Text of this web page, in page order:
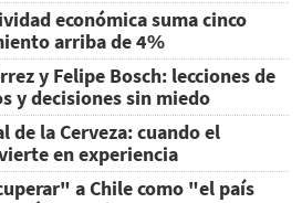
económica suma cinco
arriba de 4%
y Felipe Bosch: lecciones de
y decisiones sin miedo
de la Cerveza: cuando el
en experiencia
a Chile como "el país